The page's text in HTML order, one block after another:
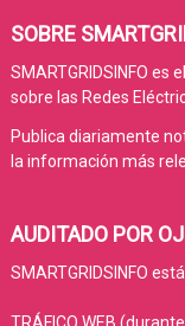
SOBRE
SMARTGRIDSINFO
sobre las Redes
Publica diariamente
la información más
AUDITADO POR
SMARTGRIDSINFO